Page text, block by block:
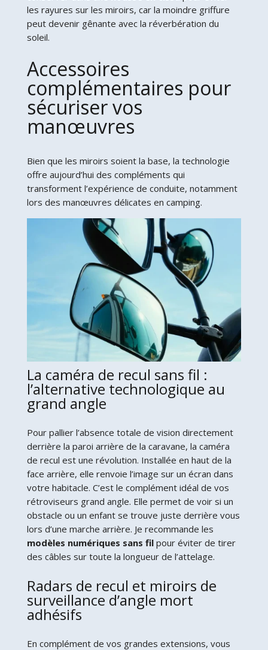
les rayures sur les miroirs, car la moindre griffure
peut devenir gênante avec la réverbération du
soleil.
Accessoires
complémentaires pour
sécuriser vos
manœuvres
Bien que les miroirs soient la base, la technologie
offre aujourd’hui des compléments qui
transforment l’expérience de conduite, notamment
lors des manœuvres délicates en camping.
La caméra de recul sans fil :
l’alternative technologique au
grand angle
Pour pallier l’absence totale de vision directement
derrière la paroi arrière de la caravane, la caméra
de recul est une révolution. Installée en haut de la
face arrière, elle renvoie l’image sur un écran dans
votre habitacle. C’est le complément idéal de vos
rétroviseurs grand angle. Elle permet de voir si un
obstacle ou un enfant se trouve juste derrière vous
lors d’une marche arrière. Je recommande les
modèles numériques sans filpour éviter de tirer
des câbles sur toute la longueur de l’attelage.
Radars de recul et miroirs de
surveillance d’angle mort
adhésifs
En complément de vos grandes extensions, vous